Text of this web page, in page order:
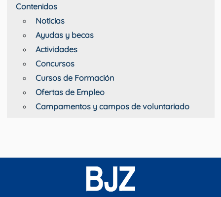
Contenidos
Noticias
Ayudas y becas
Actividades
Concursos
Cursos de Formación
Ofertas de Empleo
Campamentos y campos de voluntariado